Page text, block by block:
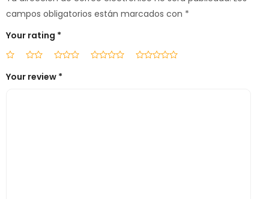
campos obligatorios están marcados con *
Your rating *
Your review *